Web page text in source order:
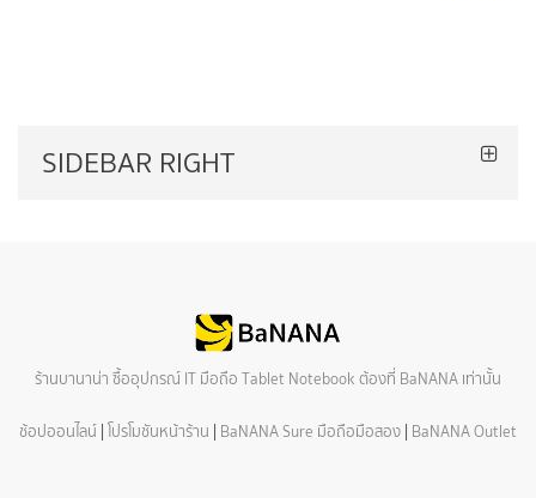
SIDEBAR RIGHT
ร้านบานาน่า ซื้ออุปกรณ์ IT มือถือ Tablet Notebook ต้องที่ BaNANA เท่านั้น
ช้อปออนไลน์ | โปรโมชันหน้าร้าน | BaNANA Sure มือถือมือสอง | BaNANA Outlet